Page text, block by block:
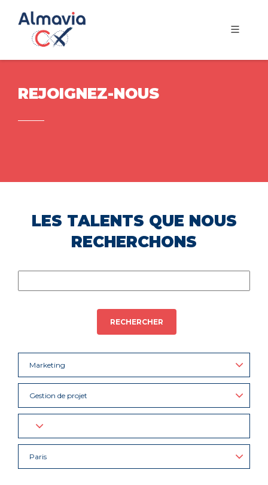
REJOIGNEZ-NOUS
LES TALENTS QUE NOUS
RECHERCHONS
RECHERCHER
Marketing
Gestion de projet
Paris